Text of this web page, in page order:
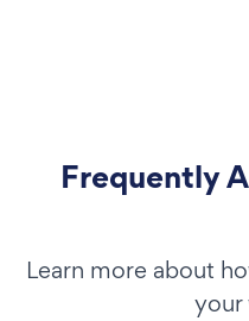
Frequently
Learn more about
your